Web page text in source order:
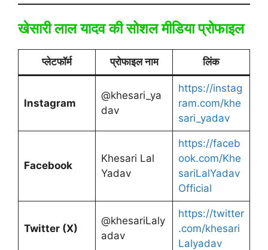
खेसारी लाल यादव की सोशल मीडिया प्रोफाइल
प्लेटफॉर्म प्रोफाइल नाम लिंक
Instagram
@khesari_ya
dav
https://instag
ram.com/khe
sari_yadav
Facebook
Khesari Lal
Yadav
https://faceb
ook.com/Khe
sariLalYadav
Official
Twitter (X)
@khesariLaly
adav
https://twitter
.com/khesari
Lalyadav